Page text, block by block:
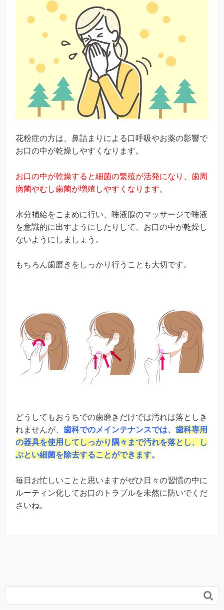
花粉症の方は、鼻詰まりによる口呼吸やお薬の影響で
お口の中が乾燥しやすくなります。
お口の中が乾燥すると細菌の繁殖が活発になり、歯周
病菌やむし歯菌が増殖しやすくなります。
水分補給をこまめに行い、唾液腺のマッサージで唾液
を意識的に出すようにしたりして、お口の中が乾燥し
ないようにしましょう。
もちろん歯磨きをしっかり行うことも大切です。
どうしてもおうちでの歯磨きだけでは汚れは落としき
れませんが、 歯科でのメインテナンスでは、 歯科専用
の器具を使用してしっかり隅々まで汚れを落とし、し
ぶとい細菌を除去することができます。
毎日お忙しいことと思いますがぜひ日々の習慣の中に
ルーティン化してお口のトラブルを未然に防いでくだ
さいね。
